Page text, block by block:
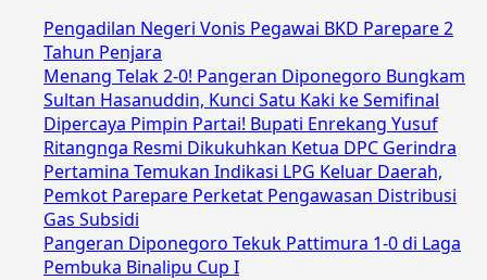
Pengadilan Negeri Vonis Pegawai BKD Parepare 2
Tahun Penjara
Menang Telak 2-0! Pangeran Diponegoro Bungkam
Sultan Hasanuddin, Kunci Satu Kaki ke Semifinal
Dipercaya Pimpin Partai! Bupati Enrekang Yusuf
Ritangnga Resmi Dikukuhkan Ketua DPC Gerindra
Pertamina Temukan Indikasi LPG Keluar Daerah,
Pemkot Parepare Perketat Pengawasan Distribusi
Gas Subsidi
Pangeran Diponegoro Tekuk Pattimura 1-0 di Laga
Pembuka Binalipu Cup I